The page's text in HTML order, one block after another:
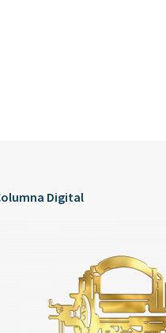
Digital